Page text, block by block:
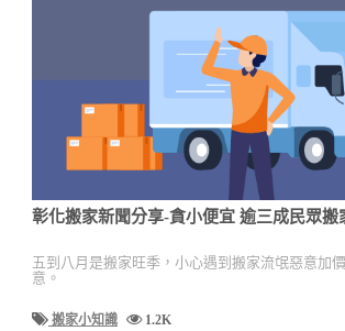
彰化搬家新聞分享-貪小便宜 逾三成民眾搬
五到八月是搬家旺季，小心遇到搬家流氓惡意加
意。
搬家小知識 1.2K